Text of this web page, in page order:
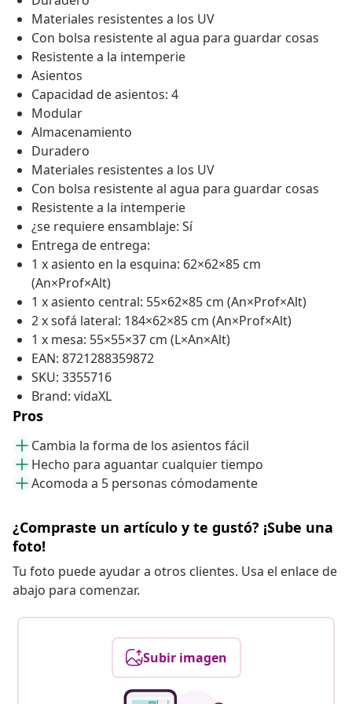
Materiales resistentes a los UV
Con bolsa resistente al agua para guardar cosas
Resistente a la intemperie
Asientos
Capacidad de asientos: 4
Modular
Almacenamiento
Duradero
Materiales resistentes a los UV
Con bolsa resistente al agua para guardar cosas
Resistente a la intemperie
¿se requiere ensamblaje: Sí
Entrega de entrega:
1 x asiento en la esquina: 62×62×85 cm
(An×Prof×Alt)
1 x asiento central: 55×62×85 cm (An×Prof×Alt)
2 x sofá lateral: 184×62×85 cm (An×Prof×Alt)
1 x mesa: 55×55×37 cm (L×An×Alt)
EAN: 8721288359872
SKU: 3355716
Brand: vidaXL
Pros
Cambia la forma de los asientos fácil
Hecho para aguantar cualquier tiempo
Acomoda a 5 personas cómodamente
¿Compraste un artículo y te gustó? ¡Sube una
foto!
Tu foto puede ayudar a otros clientes. Usa el enlace de
abajo para comenzar.
Subir imagen